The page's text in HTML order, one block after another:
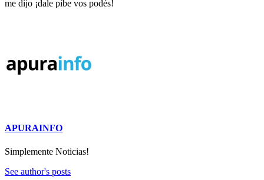
me dijo ¡dale pibe vos podés!
APURAINFO
Simplemente Noticias!
See author's posts